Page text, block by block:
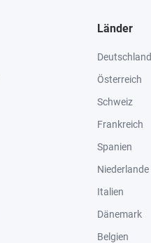
Länder
Deutschland
Österreich
Schweiz
Frankreich
Spanien
Niederlande
Italien
Dänemark
Belgien